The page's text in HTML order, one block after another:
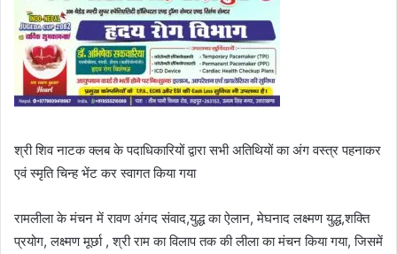
श्री शिव नाटक क्लब के पदाधिकारियों द्वारा सभी अतिथियों का अंग वस्त्र पहनाकर
एवं स्मृति चिन्ह भेंट कर स्वागत किया गया
रामलीला के मंचन में रावण अंगद संवाद,युद्ध का ऐलान, मेघनाद लक्ष्मण युद्ध,शक्ति
प्रयोग, लक्ष्मण मूर्छा , श्री राम का विलाप तक की लीला का मंचन किया गया, जिसमें